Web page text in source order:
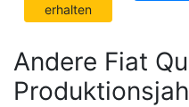
erhalten
Andere Fiat